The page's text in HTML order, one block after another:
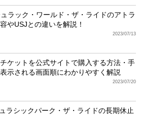
ュラック・ワールド・ザ・ライドのアトラ
やUSJとの違いを解説！
2023/07/13
ケットを公式サイトで購入する方法・手
示される画面順にわかりやすく解説
2023/07/20
ュラシックパーク・ザ・ライドの長期休止